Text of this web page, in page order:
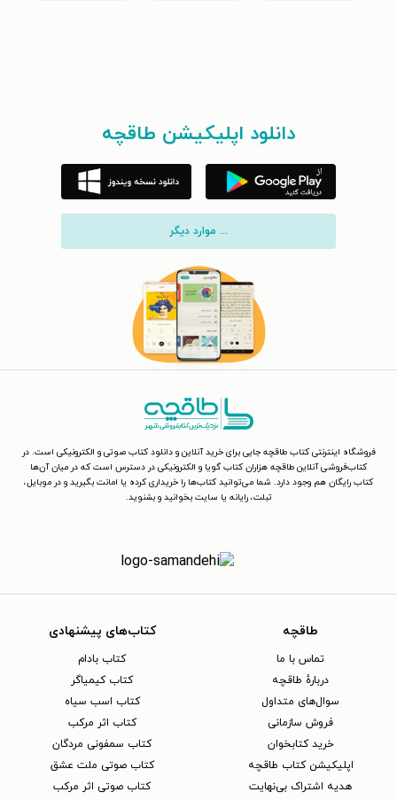
دانلود اپلیکیشن طاقچه
... موارد دیگر
فروشگاه اینترنتی کتاب طاقچه جایی برای خرید آنلاین و دانلود کتاب صوتی و الکترونیکی است. در
کتاب‌فروشی آنلاین طاقچه هزاران کتاب گویا و الکترونیکی در دسترس است که در میان آن‌ها
کتاب رایگان هم وجود دارد. شما می‌توانید کتاب‌ها را خریداری کرده یا امانت بگیرید و در موبایل،
تبلت، رایانه یا سایت بخوانید و بشنوید.
طاقچه
تماس با ما
دربارهٔ طاقچه
سوال‌های متداول
فروش سازمانی
خرید کتابخوان
اپلیکیشن کتاب طاقچه
هدیه اشتراک بی‌نهایت
کتاب‌های پیشنهادی
کتاب بادام
کتاب کیمیاگر
کتاب اسب سیاه
کتاب اثر مرکب
کتاب سمفونی مردگان
کتاب صوتی ملت عشق
کتاب صوتی اثر مرکب